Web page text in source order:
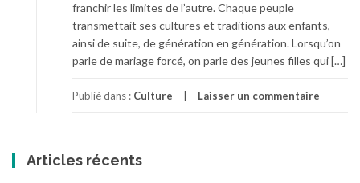
franchir les limites de l’autre. Chaque peuple
transmettait ses cultures et traditions aux enfants,
ainsi de suite, de génération en génération. Lorsqu’on
parle de mariage forcé, on parle des jeunes filles qui […]
Publié dans : Culture Laisser un commentaire
Articles récents